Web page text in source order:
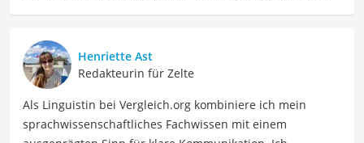
und Meer statt Freizeitpark und Shoppingcenter!
Der Notfall-Zelt-Vergleich ist aus unserer Sicht besonders
empfehlenswert für
Henriette Ast
Redakteurin für Zelte
Als Linguistin bei Vergleich.org kombiniere ich mein
sprachwissenschaftliches Fachwissen mit einem